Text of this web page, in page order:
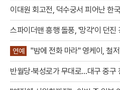
이대원 회고전, 덕수궁서 피어난 한
스파이더맨 흥행 돌풍, '망각'이 던진
연예 "밤에 전화 마라" 영케이, 철
반월당·북성로가 무대로…대구 중구